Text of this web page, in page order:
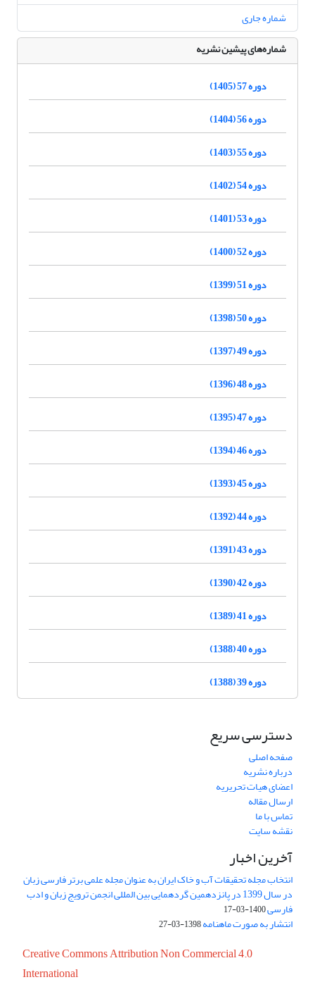
شماره جاری
شماره‌های پیشین نشریه
دوره 57 (1405)
دوره 56 (1404)
دوره 55 (1403)
دوره 54 (1402)
دوره 53 (1401)
دوره 52 (1400)
دوره 51 (1399)
دوره 50 (1398)
دوره 49 (1397)
دوره 48 (1396)
دوره 47 (1395)
دوره 46 (1394)
دوره 45 (1393)
دوره 44 (1392)
دوره 43 (1391)
دوره 42 (1390)
دوره 41 (1389)
دوره 40 (1388)
دوره 39 (1388)
دسترسی سریع
صفحه اصلی
درباره نشریه
اعضای هیات تحریریه
ارسال مقاله
تماس با ما
نقشه سایت
آخرین اخبار
انتخاب مجله تحقیقات آب و خاک ایران به عنوان مجله علمی برتر فارسی زبان
در سال 1399 در پانزدهمین گردهمایی بین المللی انجمن ترویج زبان و ادب
فارسی1400-03-17
انتشار به صورت ماهنامه1398-03-27
Creative Commons Attribution Non Commercial 4.0
International